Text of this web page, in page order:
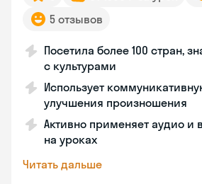
5 отзывов
Посетила более 100 стран,
с культурами
Использует
улучшения произношения
Активно применяет аудио и
на уроках
Читать дальше